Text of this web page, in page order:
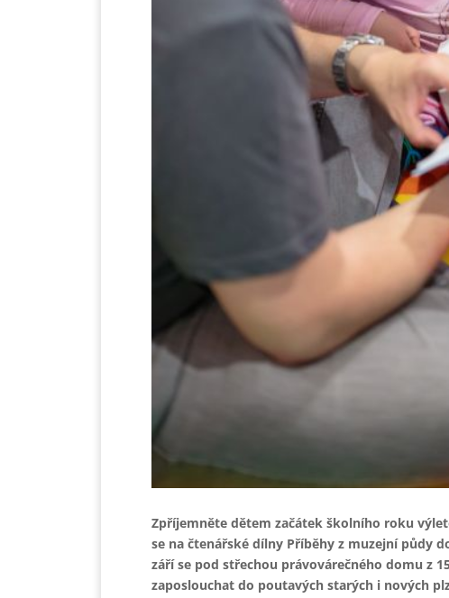
Zpříjemněte dětem začátek školního roku
se na čtenářské dílny Příběhy z muzejní půdy
září se pod střechou právovárečného domu z
zaposlouchat do poutavých starých i nových